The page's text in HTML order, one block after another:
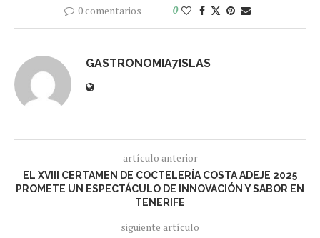
0 comentarios 0
GASTRONOMIA7ISLAS
artículo anterior
EL XVIII CERTAMEN DE COCTELERÍA COSTA ADEJE 2025
PROMETE UN ESPECTÁCULO DE INNOVACIÓN Y SABOR EN
TENERIFE
siguiente artículo